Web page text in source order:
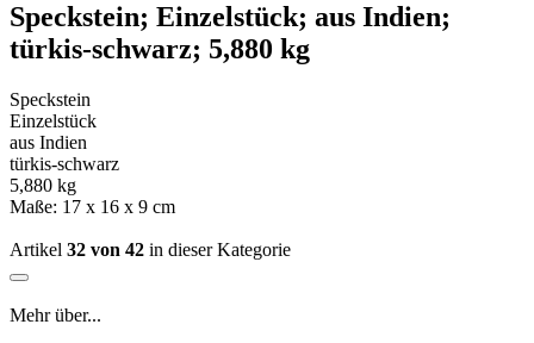
Speckstein; Einzelstück; aus Indien;
türkis-schwarz; 5,880 kg
Speckstein
Einzelstück
aus Indien
türkis-schwarz
5,880 kg
Maße: 17 x 16 x 9 cm
Artikel 32 von 42 in dieser Kategorie
Mehr über...